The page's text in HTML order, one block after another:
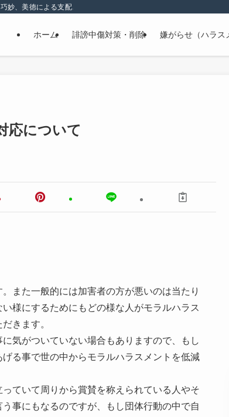
妙、美徳による支配、精神的な嫌がらせ
ホーム 誹謗中傷対策・削除 嫌がらせ（ハラス
応について
また一般的には加害者の方が悪いのは当たり
様にするためにもどの様な人がモラルハラス
きます。
気がついていない場合もありますので、もし
る事で世の中からモラルハラスメントを低減
ていて周りから賞賛を称えられている人やそ
事にもなるのですが、もし団体行動の中で自